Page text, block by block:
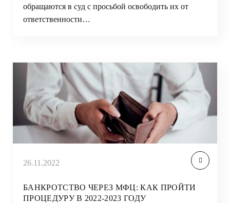
обращаются в суд с просьбой освободить их от
ответственности…
26.11.2022
БАНКРОТСТВО ЧЕРЕЗ МФЦ: КАК ПРОЙТИ
ПРОЦЕДУРУ В 2022-2023 ГОДУ